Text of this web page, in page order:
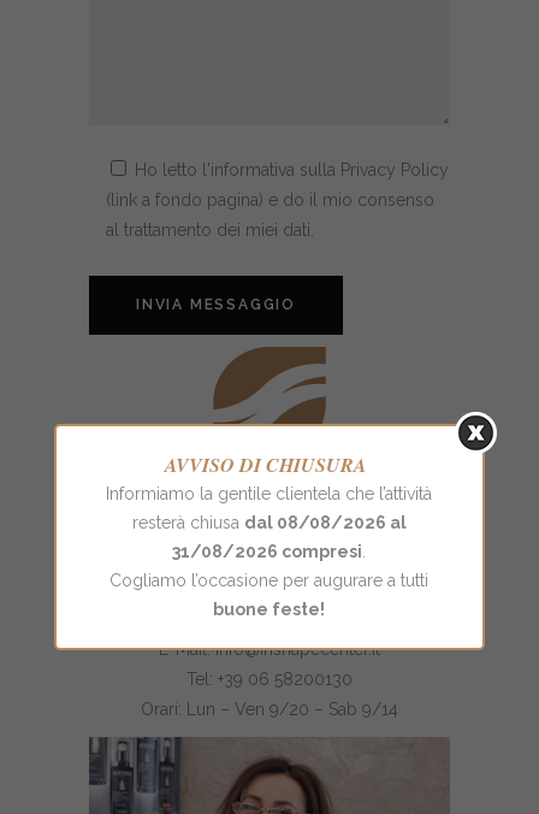
Ho letto l'informativa sulla Privacy Policy
(link a fondo pagina) e do il mio consenso
al trattamento dei miei dati.
Via di Monte Verde 116/118 Roma
E-Mail: info@inshapecenter.it
Tel: +39 06 58200130
Orari: Lun – Ven 9/20 – Sab 9/14
AVVISO DI CHIUSURA
Informiamo la gentile clientela che l’attività
resterà chiusa dal 08/08/2026 al
31/08/2026 compresi
Cogliamo l’occasione per augurare a tutti
buone feste!